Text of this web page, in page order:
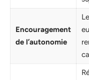
Encouragement
de l’autonomie